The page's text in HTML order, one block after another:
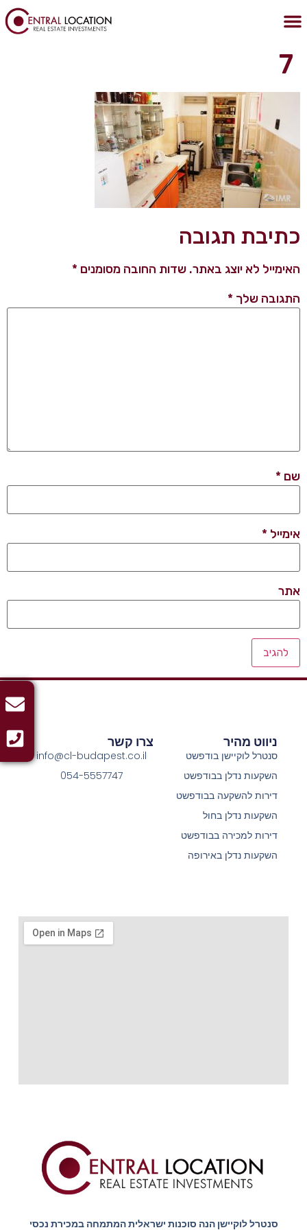
7
כתיבת תגובה
האימייל לא יוצג באתר. שדות החובה מסומנים *
התגובה שלך *
שם *
אימייל *
אתר
סנטרל לוקיישן הנה סוכנות ישראלית המתמחה במכירת נכסי
ניווט מהיר
סנטרל לוקיישן בודפשט
השקעות נדלן בבודפשט
דירות להשקעה בבודפשט
השקעות נדלן בחול
דירות למכירה בבודפשט
השקעות נדלן באירופה
צרו קשר
info@cl-budapest.co.il
054-5557747